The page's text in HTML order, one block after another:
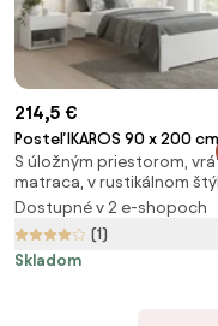
214,5 €
Posteľ IKAROS 90 x 200
biela Rošt: S lamelovým
Matrac: Matrac SOMMERA
cm
S úložným priestorom,
matraca, v rustikálnom
Dostupné v 2 e-shopoch
(1)
Skladom